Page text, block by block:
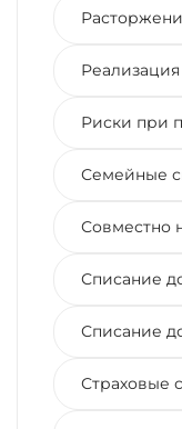
Риски при
Семейные
Совместно
Списание
Списание
Страховые